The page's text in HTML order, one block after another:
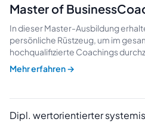
Master of
In dieser Master-Ausbildung
persönliche Rüstzeug, um im
hochqualifizierte Coachings
Mehr erfahren→
Dipl. wertorientierter